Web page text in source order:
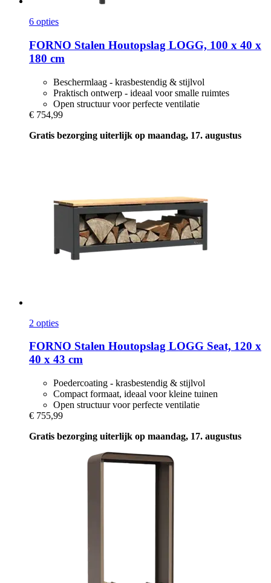
6 opties
FORNO Stalen Houtopslag LOGG, 100 x 40 x
180 cm
Beschermlaag - krasbestendig & stijlvol
Praktisch ontwerp - ideaal voor smalle ruimtes
Open structuur voor perfecte ventilatie
€ 754,99
Gratis bezorging uiterlijk op maandag, 17. augustus
2 opties
FORNO Stalen Houtopslag LOGG Seat, 120 x
40 x 43 cm
Poedercoating - krasbestendig & stijlvol
Compact formaat, ideaal voor kleine tuinen
Open structuur voor perfecte ventilatie
€ 755,99
Gratis bezorging uiterlijk op maandag, 17. augustus